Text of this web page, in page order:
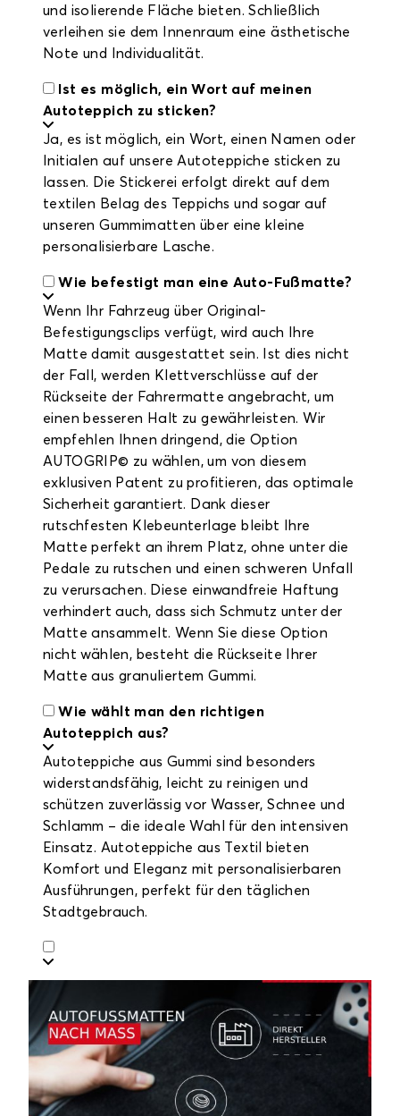
und isolierende Fläche bieten. Schließlich
verleihen sie dem Innenraum eine ästhetische
Note und Individualität.
Ist es möglich, ein Wort auf meinen
Autoteppich zu sticken?
Ja, es ist möglich, ein Wort, einen Namen oder
Initialen auf unsere Autoteppiche sticken zu
lassen. Die Stickerei erfolgt direkt auf dem
textilen Belag des Teppichs und sogar auf
unseren Gummimatten über eine kleine
personalisierbare Lasche.
Wie befestigt man eine Auto-Fußmatte?
Wenn Ihr Fahrzeug über Original-
Befestigungsclips verfügt, wird auch Ihre
Matte damit ausgestattet sein. Ist dies nicht
der Fall, werden Klettverschlüsse auf der
Rückseite der Fahrermatte angebracht, um
einen besseren Halt zu gewährleisten. Wir
empfehlen Ihnen dringend, die Option
AUTOGRIP© zu wählen, um von diesem
exklusiven Patent zu profitieren, das optimale
Sicherheit garantiert. Dank dieser
rutschfesten Klebeunterlage bleibt Ihre
Matte perfekt an ihrem Platz, ohne unter die
Pedale zu rutschen und einen schweren Unfall
zu verursachen. Diese einwandfreie Haftung
verhindert auch, dass sich Schmutz unter der
Matte ansammelt. Wenn Sie diese Option
nicht wählen, besteht die Rückseite Ihrer
Matte aus granuliertem Gummi.
Wie wählt man den richtigen
Autoteppich aus?
Autoteppiche aus Gummi sind besonders
widerstandsfähig, leicht zu reinigen und
schützen zuverlässig vor Wasser, Schnee und
Schlamm – die ideale Wahl für den intensiven
Einsatz. Autoteppiche aus Textil bieten
Komfort und Eleganz mit personalisierbaren
Ausführungen, perfekt für den täglichen
Stadtgebrauch.